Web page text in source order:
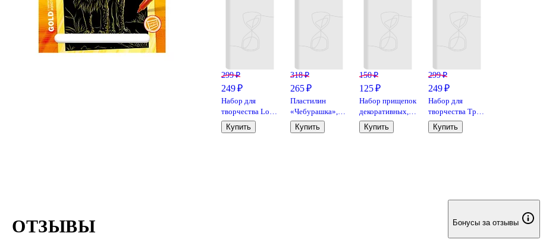
299 ₽
249 ₽
Набор для
творчества Lori.
Скретчинг.
Гравюра
Купить
318 ₽
265 ₽
Пластилин
«Чебурашка»,
18 цветов, 270 г,
Мульти-Пульти
Купить
150 ₽
125 ₽
Набор прищепок
декоративных, 3
шт,
полистоун,снеговик
Купить
299 ₽
249 ₽
Набор для
творчества Три
совы. Гравюра с
эффектом
Купить
ОТЗЫВЫ Бонусы за отзывы